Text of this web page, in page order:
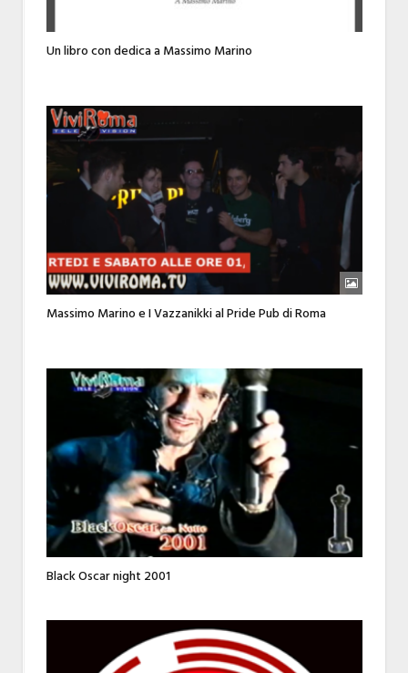
Un libro con dedica a Massimo Marino
Massimo Marino e I Vazzanikki al Pride Pub di Roma
Black Oscar night 2001